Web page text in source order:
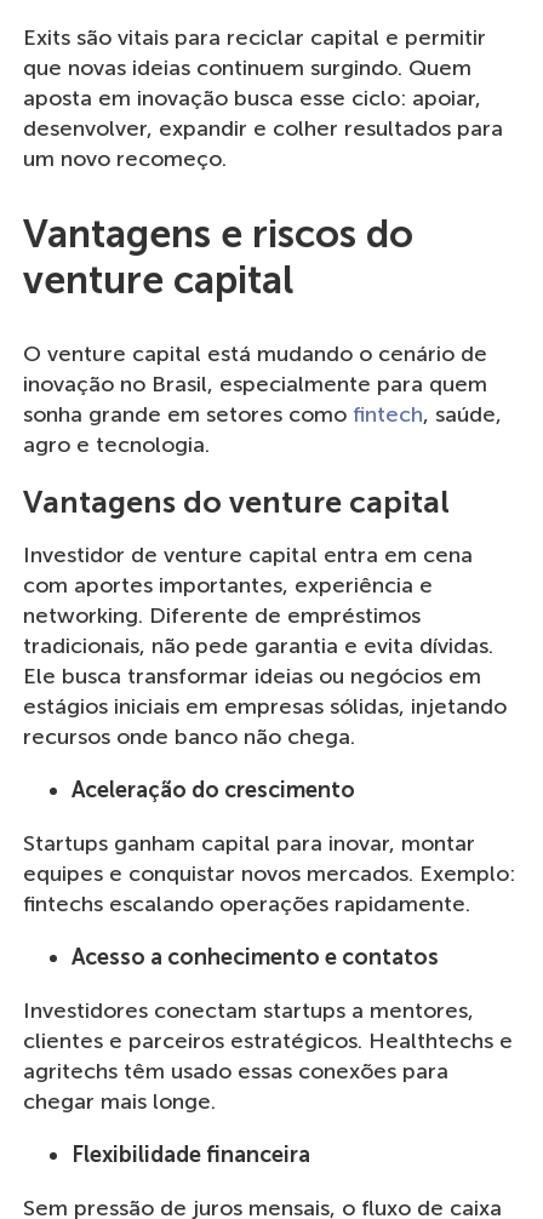
Exits são vitais para reciclar capital e permitir
que novas ideias continuem surgindo. Quem
aposta em inovação busca esse ciclo: apoiar,
desenvolver, expandir e colher resultados para
um novo recomeço.
Vantagens e riscos do
venture capital
O venture capital está mudando o cenário de
inovação no Brasil, especialmente para quem
sonha grande em setores como fintech, saúde,
agro e tecnologia.
Vantagens do venture capital
Investidor de venture capital entra em cena
com aportes importantes, experiência e
networking. Diferente de empréstimos
tradicionais, não pede garantia e evita dívidas.
Ele busca transformar ideias ou negócios em
estágios iniciais em empresas sólidas, injetando
recursos onde banco não chega.
Aceleração do crescimento
Startups ganham capital para inovar, montar
equipes e conquistar novos mercados. Exemplo:
fintechs escalando operações rapidamente.
Acesso a conhecimento e contatos
Investidores conectam startups a mentores,
clientes e parceiros estratégicos. Healthtechs e
agritechs têm usado essas conexões para
chegar mais longe.
Flexibilidade financeira
Sem pressão de juros mensais, o fluxo de caixa